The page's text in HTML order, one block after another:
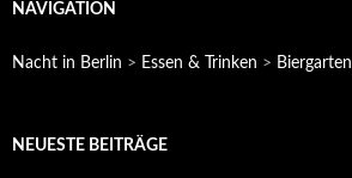
NAVIGATION
Nacht in Berlin > Essen & Trinken > Biergarten
NEUESTE BEITRÄGE